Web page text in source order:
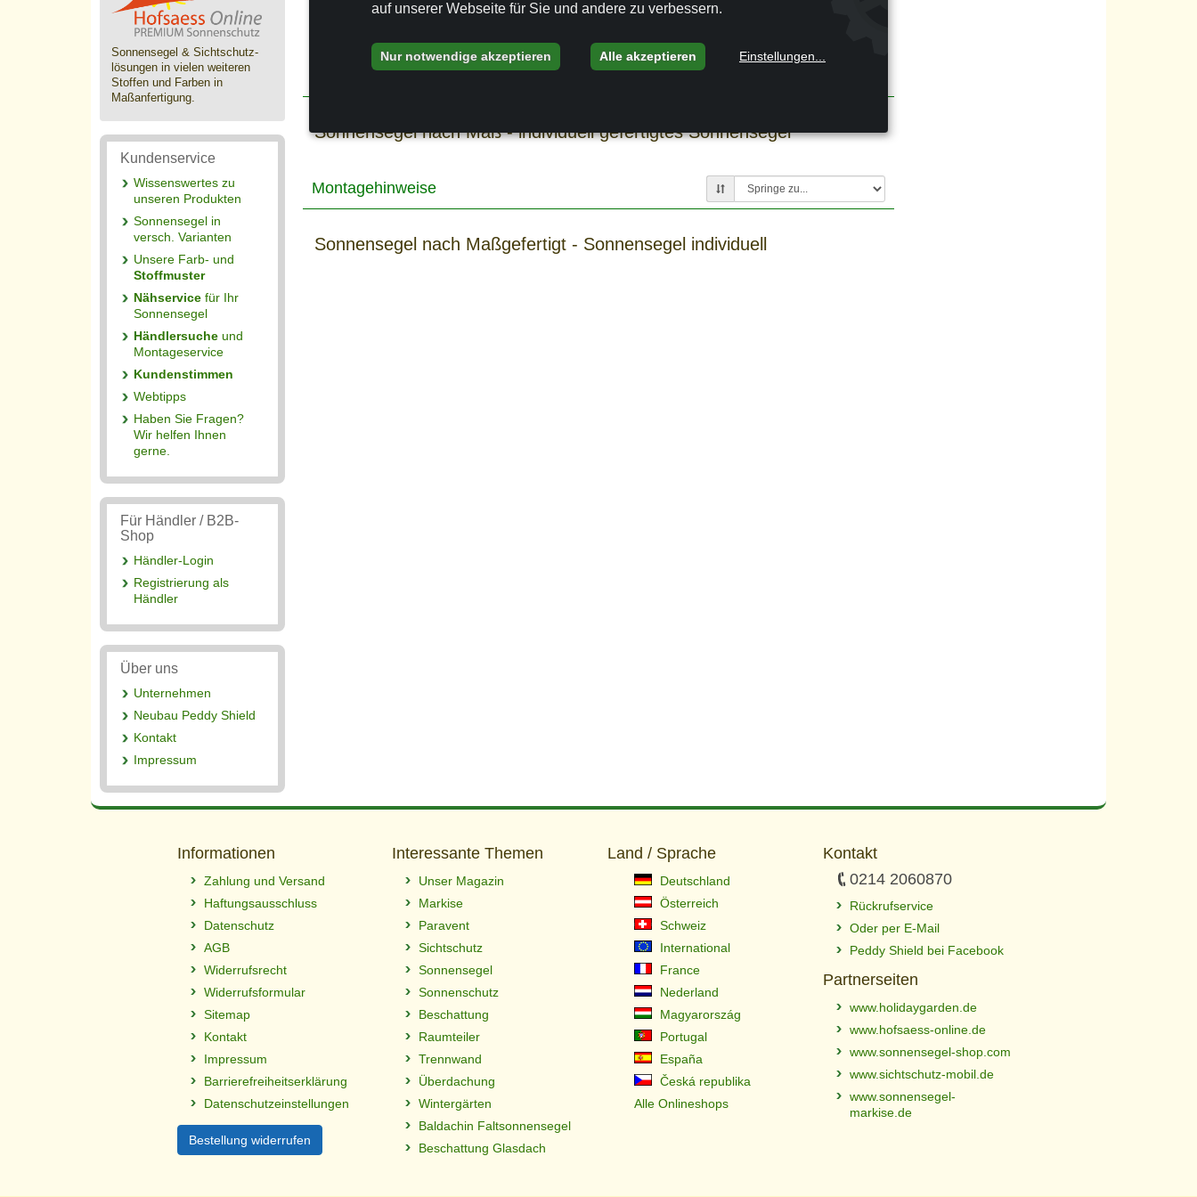
Packungsinhalt
Sonnensegel nach Maß - individuell gefertigtes Sonnensegel
Montagehinweise
Sonnensegel nach Maßgefertigt - Sonnensegel individuell
Sonnensegel & Sichtschutz­
lösungen in vielen weiteren
Stoffen und Farben in
Maßanfertigung.
Kundenservice
Wissenswertes zu
unseren Produkten
Sonnensegel in
versch. Varianten
Unsere Farb- und
Stoffmuster
Nähservice für Ihr
Sonnensegel
Händlersuche und
Montageservice
Kundenstimmen
Webtipps
Haben Sie Fragen?
Wir helfen Ihnen
gerne.
Für Händler / B2B-
Shop
Händler-Login
Registrierung als
Händler
Über uns
Unternehmen
Neubau Peddy Shield
Kontakt
Impressum
Informationen
Zahlung und Versand
Haftungsausschluss
Datenschutz
AGB
Widerrufsrecht
Widerrufsformular
Sitemap
Kontakt
Impressum
Barrierefreiheitserklärung
Datenschutzeinstellungen
Bestellung widerrufen
Interessante Themen
Unser Magazin
Markise
Paravent
Sichtschutz
Sonnensegel
Sonnenschutz
Beschattung
Raumteiler
Trennwand
Überdachung
Wintergärten
Baldachin Faltsonnensegel
Beschattung Glasdach
Land / Sprache
Deutschland
Österreich
Schweiz
International
France
Nederland
Magyarország
Portugal
España
Česká republika
Alle Onlineshops
Kontakt
0214 2060870
Rückrufservice
Oder per E-Mail
Peddy Shield bei Facebook
Partnerseiten
www.holidaygarden.de
www.hofsaess-online.de
www.sonnensegel-shop.com
www.sichtschutz-mobil.de
www.sonnensegel-
markise.de
auf unserer Webseite für Sie und andere zu verbessern.
Nur notwendige akzeptieren Alle akzeptieren Einstellungen